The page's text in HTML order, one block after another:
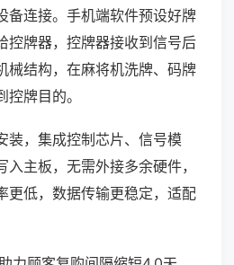
备连接。手机端软件预设好牌
控牌器，控牌器接收到信号后
械结构，在麻将机洗牌、码牌
牌目的。
装，集成控制芯片、信号模
主板，无需外接多余硬件，
更低，数据传输更稳定，适配